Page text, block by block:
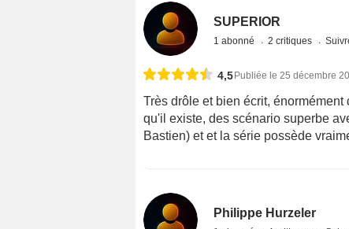
SUPERIOR
1 abonné 2 critiques
4,5 Publiée le 25 décembre
Très drôle et bien écrit,
qu'il existe, des scénario superbe
Bastien) et et la série possède
Philippe Hurzeler